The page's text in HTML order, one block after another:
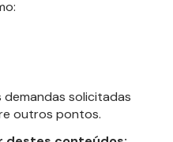
solicitadas
outros pontos.